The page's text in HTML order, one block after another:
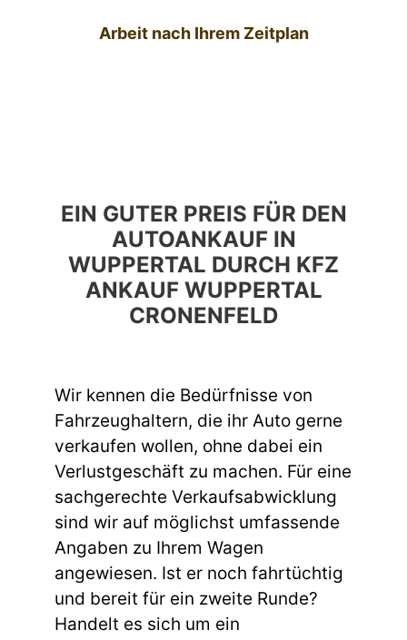
Arbeit nach Ihrem Zeitplan
EIN GUTER PREIS FÜR DEN
AUTOANKAUF IN
WUPPERTAL DURCH KFZ
ANKAUF WUPPERTAL
CRONENFELD
Wir kennen die Bedürfnisse von
Fahrzeughaltern, die ihr Auto gerne
verkaufen wollen, ohne dabei ein
Verlustgeschäft zu machen. Für eine
sachgerechte Verkaufsabwicklung
sind wir auf möglichst umfassende
Angaben zu Ihrem Wagen
angewiesen. Ist er noch fahrtüchtig
und bereit für ein zweite Runde?
Handelt es sich um ein